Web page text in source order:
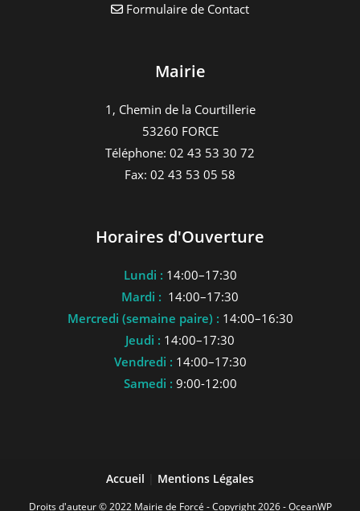
Formulaire de Contact
Mairie
1, Chemin de la Courtillerie
53260 FORCE
Téléphone: 02 43 53 30 72
Fax: 02 43 53 05 58
Horaires d'Ouverture
Lundi : 14:00–17:30
Mardi : 14:00–17:30
Mercredi (semaine paire) : 14:00–16:30
Jeudi : 14:00–17:30
Vendredi : 14:00–17:30
Samedi : 9:00-12:00
Accueil Mentions Légales
Droits d'auteur © 2022 Mairie de Forcé - Copyright 2026 - OceanWP